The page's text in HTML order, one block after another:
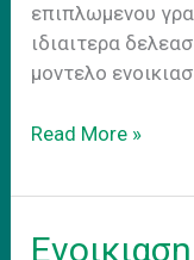
επιπλωμενου
ιδιαιτερα
μοντελο
Hybrid
Model
Read More »